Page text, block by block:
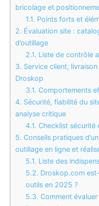
bricolage et
1.1. Points forts et
2. Évaluation site :
d’outillage
2.1. Liste de contrôle
3. Service client,
Droskop
3.1. Comportements
4. Sécurité, fiabilité du
analyse critique
4.1. Checklist sécurité
5. Conseils pratiques
outillage en ligne et
5.1. Liste des
5.2. Droskop.com
outils en 2025 ?
5.3. Comment